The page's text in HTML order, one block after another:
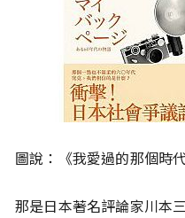
圖說：《我愛過的那個時
那是日本著名評論家川本